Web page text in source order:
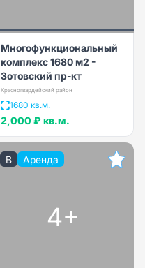
Многофункциональный
комплекс 1680 м2 -
Зотовский пр-кт
Красногвардейский район
1680 кв.м.
2,000 ₽ кв.м.
B Аренда
4+